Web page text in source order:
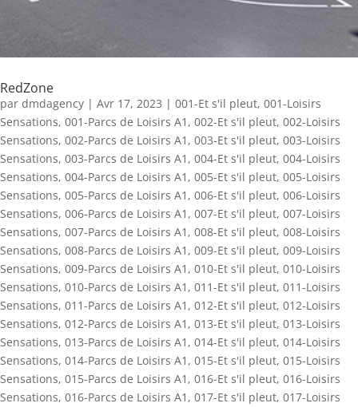
RedZone
par dmdagency | Avr 17, 2023 | 001-Et s'il pleut, 001-Loisirs
Sensations, 001-Parcs de Loisirs A1 , 002-Et s'il pleut, 002-Loisirs
Sensations, 002-Parcs de Loisirs A1 , 003-Et s'il pleut, 003-Loisirs
Sensations, 003-Parcs de Loisirs A1 , 004-Et s'il pleut, 004-Loisirs
Sensations, 004-Parcs de Loisirs A1 , 005-Et s'il pleut, 005-Loisirs
Sensations, 005-Parcs de Loisirs A1 , 006-Et s'il pleut, 006-Loisirs
Sensations, 006-Parcs de Loisirs A1 , 007-Et s'il pleut, 007-Loisirs
Sensations, 007-Parcs de Loisirs A1 , 008-Et s'il pleut, 008-Loisirs
Sensations, 008-Parcs de Loisirs A1 , 009-Et s'il pleut, 009-Loisirs
Sensations, 009-Parcs de Loisirs A1 , 010-Et s'il pleut, 010-Loisirs
Sensations, 010-Parcs de Loisirs A1 , 011-Et s'il pleut, 011-Loisirs
Sensations, 011-Parcs de Loisirs A1 , 012-Et s'il pleut, 012-Loisirs
Sensations, 012-Parcs de Loisirs A1 , 013-Et s'il pleut, 013-Loisirs
Sensations, 013-Parcs de Loisirs A1 , 014-Et s'il pleut, 014-Loisirs
Sensations, 014-Parcs de Loisirs A1 , 015-Et s'il pleut, 015-Loisirs
Sensations, 015-Parcs de Loisirs A1 , 016-Et s'il pleut, 016-Loisirs
Sensations, 016-Parcs de Loisirs A1 , 017-Et s'il pleut, 017-Loisirs